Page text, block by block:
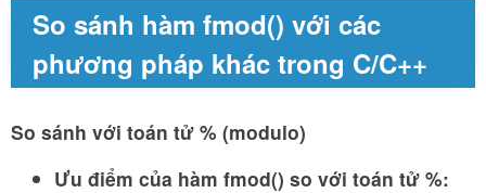
So sánh hàm fmod() với các
phương pháp khác trong C/C++
So sánh với toán tử % (modulo)
Ưu điểm của hàm fmod() so với toán tử %: